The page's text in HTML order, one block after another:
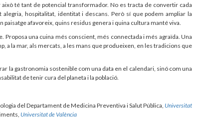
té tant de potencial transformador. No es tracta de convertir cada
hospitalitat, identitat i descans. Però sí que podem ampliar la
afavoreix, quins residus genera i quina cultura manté viva.
una cuina més conscient, més connectada i més agraïda. Una
a la mar, als mercats, a les mans que produeixen, en les tradicions que
la gastronomia sostenible com una data en el calendari, sinó com una
de tenir cura del planeta i la població.
del Departament de Medicina Preventiva i Salut Pública, Universitat
Universitat de València